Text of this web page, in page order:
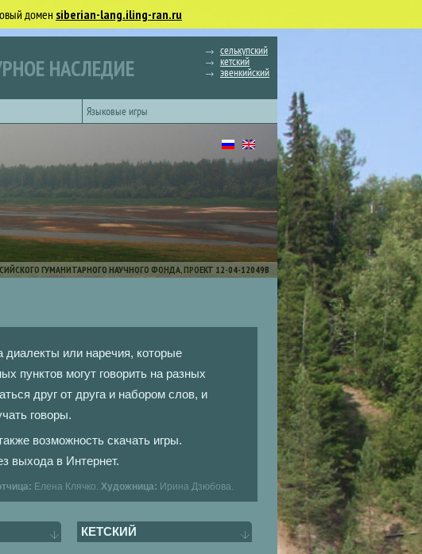
домен siberian-lang.iling-ran.ru
НАСЛЕДИЕ
селькупский
кетский
эвенкийский
Языковые игры
ГУМАНИТАРНОГО НАУЧНОГО ФОНДА, ПРОЕКТ 12-04-12049В